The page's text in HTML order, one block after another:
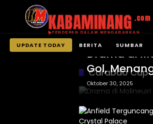
KABAMINANG .com
TERDEPAN DALAM MENGABARKAN
UPDATE TODAY BERITA SUMBAR
Carabao Cup
Drama di
Gol,
Oktober 30, 2025